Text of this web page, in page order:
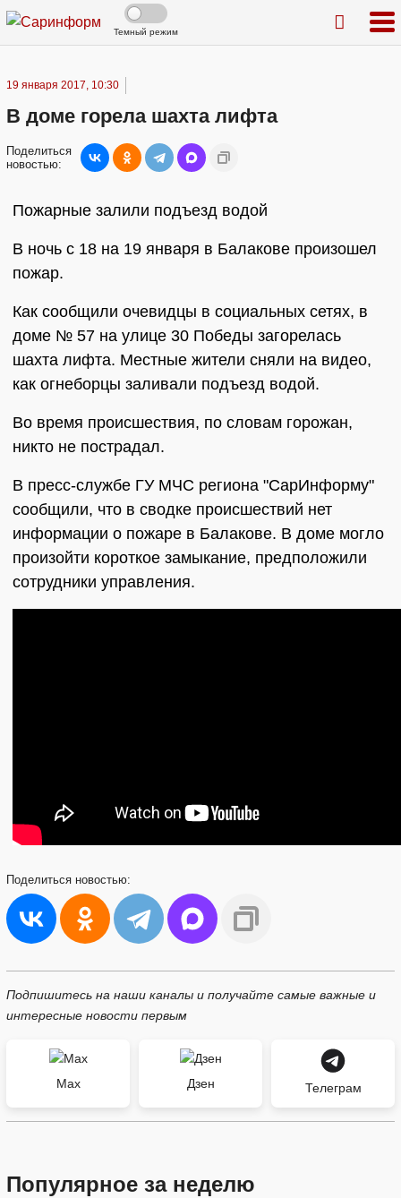
Темный режим
19 января 2017, 10:30
В доме горела шахта лифта
Поделиться
новостью:
Пожарные залили подъезд водой
В ночь с 18 на 19 января в Балакове произошел
пожар.
Как сообщили очевидцы в социальных сетях, в
доме № 57 на улице 30 Победы загорелась
шахта лифта. Местные жители сняли на видео,
как огнеборцы заливали подъезд водой.
Во время происшествия, по словам горожан,
никто не пострадал.
В пресс-службе ГУ МЧС региона "СарИнформу"
сообщили, что в сводке происшествий нет
информации о пожаре в Балакове. В доме могло
произойти короткое замыкание, предположили
сотрудники управления.
Поделиться новостью:
Подпишитесь на наши каналы и получайте самые важные и
интересные новости первым
Max Дзен Телеграм
Популярное за неделю